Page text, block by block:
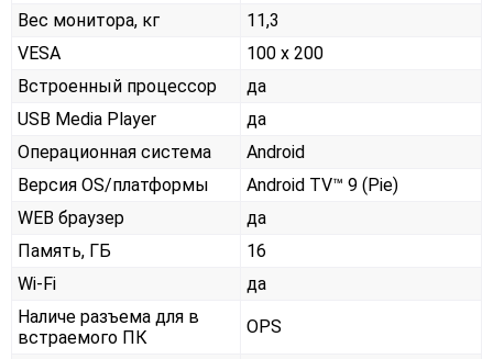
Вес монитора, кг
11,3
VESA
100 x 200
Встроенный процессор
да
USB Media Player
да
Операционная система
Android
Версия OS/платформы
Android TV™ 9 (Pie)
WEB браузер
да
Память, ГБ
16
Wi-Fi
да
Наличе разъема для в
встраемого ПК
OPS